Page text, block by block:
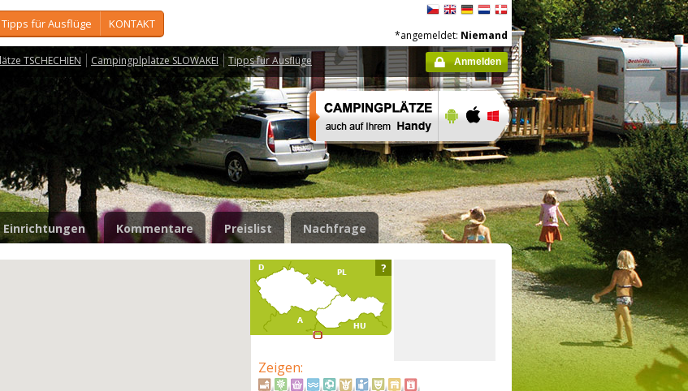
Tipps für Ausflüge KONTAKT
TSCHECHIEN Campingplplätze SLOWAKEI Tipps für Ausflüge
*angemeldet: Niemand
Anmelden
Einrichtungen Kommentare Preislist Nachfrage
?
Zeigen: